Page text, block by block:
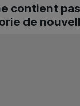
contient
de